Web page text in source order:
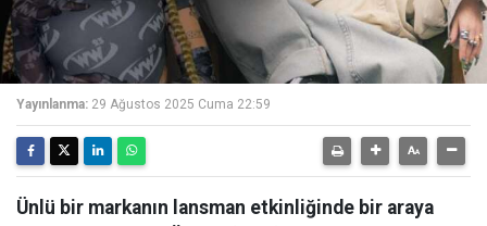
Yayınlanma: 29 Ağustos 2025 Cuma 22:59
Ünlü bir markanın lansman etkinliğinde bir araya